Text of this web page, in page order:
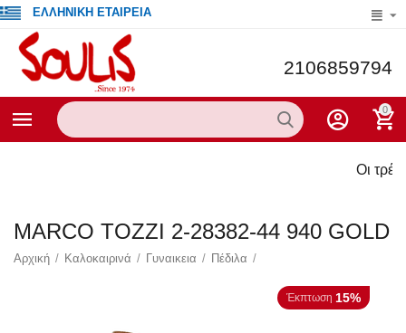
ΕΛΛΗΝΙΚΗ ΕΤΑΙΡΕΙΑ
2106859794
0
Οι τρέχουσες
MARCO TOZZI 2-28382-44 940 GOLD
Αρχική / Καλοκαιρινά / Γυναικεια / Πέδιλα /
Έκπτωση 15%